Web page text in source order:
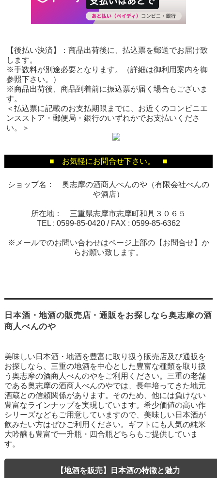
【後払い決済】：商品出荷後に、払込票を郵送でお届け致
します。
※手数料が別途必要となります。（詳細は御利用案内を御
参照下さい。）
※商品出荷後、商品到着前に振込票が届く場合もございま
す。
＜払込票に記載のお支払期限までに、お近くのコンビニエ
ンスストア・郵便局・銀行のいずれかでお支払いくださ
い。＞
■ お気軽にお問合せ下さい。 ■
ショップ名： 奥志摩の酒商人べんのや（有限会社べんの
や酒店）
所在地： 三重県志摩市志摩町和具３０６５
TEL : 0599-85-0420 / FAX : 0599-85-6362
※メールでのお問い合わせはページ上部の【お問合せ】か
らお願い致します。
日本酒・地酒の販売店・通販をお探しなら奥志摩の酒
商人べんのや
美味しい日本酒・地酒を豊富に取り扱う販売店及び通販を
お探しなら、三重の地酒を中心とした豊富な種類を取り扱
う奥志摩の酒商人べんのやをご利用ください。三重の老舗
である奥志摩の酒商人べんのやでは、長年培ってきた地元
酒蔵との信頼関係があります。そのため、他には負けない
豊富なラインナップを実現しています。希少価値の高い作
シリーズなどもご用意していますので、美味しい日本酒が
飲みたい方はぜひご利用ください。ギフトにも人気の純米
大吟醸も豊富で一升瓶・四合瓶どちらもご提供していま
す。
【地酒を販売】日本酒の特徴と魅力